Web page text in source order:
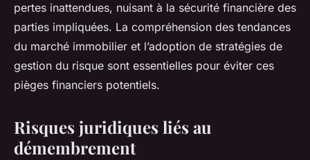
pertes inattendues, nuisant à la sécurité financière des
parties impliquées. La compréhension des tendances
du marché immobilier et l’adoption de stratégies de
gestion du risque sont essentielles pour éviter ces
pièges financiers potentiels.
Risques juridiques liés au
démembrement